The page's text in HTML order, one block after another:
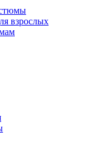
взрослых